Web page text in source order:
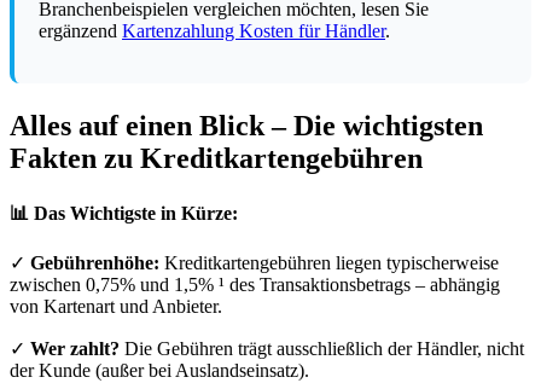
Branchenbeispielen vergleichen möchten, lesen Sie
ergänzend Kartenzahlung Kosten für Händler.
Alles auf einen Blick – Die wichtigsten
Fakten zu Kreditkartengebühren
📊 Das Wichtigste in Kürze:
✓ Gebührenhöhe: Kreditkartengebühren liegen typischerweise
zwischen 0,75% und 1,5% ¹ des Transaktionsbetrags – abhängig
von Kartenart und Anbieter.
✓ Wer zahlt? Die Gebühren trägt ausschließlich der Händler, nicht
der Kunde (außer bei Auslandseinsatz).